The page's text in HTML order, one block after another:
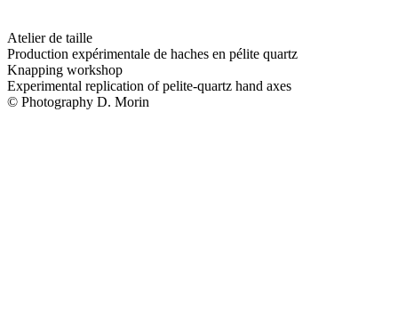
Atelier de taille
Production expérimentale de haches en pélite quartz
Knapping workshop
Experimental replication of pelite-quartz hand axes
© Photography D. Morin